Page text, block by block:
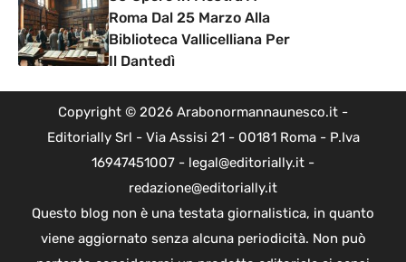
Roma Dal 25 Marzo Alla
Biblioteca Vallicelliana Per
Il Dantedì
Copyright © 2026 Arabonormannaunesco.it -
Editorially Srl - Via Assisi 21 - 00181 Roma - P.Iva
16947451007 - legal@editorially.it -
redazione@editorially.it
Questo blog non è una testata giornalistica, in quanto
viene aggiornato senza alcuna periodicità. Non può